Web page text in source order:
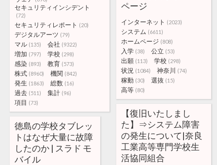
セキュリティインシデント
(72)
セキュリティレポート (20)
デジタルアーツ (79)
マル (135) 会社 (9322)
増加 (797) 学校 (298)
感染 (893) 教育 (573)
株式 (8960) 機関 (842)
発生 (1863) 総数 (16)
過去 (511) 集計 (96)
項目 (73)
ページ
インターネット (2023)
システム (6611)
ホームページ (808)
入学 (38) 公立 (53)
出願 (113) 学校 (298)
状況 (1084) 神奈川 (74)
稼動 (30) 選抜 (15)
高等 (80)
【復旧いたしまし
た】⇒システム障害
の発生について|奈良
工業高等専門学校生
活協同組合
徳島の学校タブレッ
トはなぜ大量に故障
したのか | スラド モ
バイル